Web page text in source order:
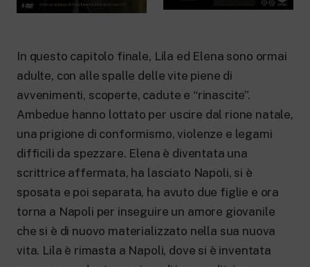
Approfondimenti culturali su Arte,
Letteratura, Storia e molto altro.
Rai Cultura
l’Università, i Docenti e l’istruzione degli
adulti.
Rai Scuola
In questo capitolo finale, Lila ed Elena sono ormai
adulte, con alle spalle delle vite piene di
avvenimenti, scoperte, cadute e “rinascite”.
Ambedue hanno lottato per uscire dal rione natale,
una prigione di conformismo, violenze e legami
difficili da spezzare. Elena è diventata una
scrittrice affermata, ha lasciato Napoli, si è
sposata e poi separata, ha avuto due figlie e ora
torna a Napoli per inseguire un amore giovanile
che si è di nuovo materializzato nella sua nuova
vita. Lila è rimasta a Napoli, dove si è inventata